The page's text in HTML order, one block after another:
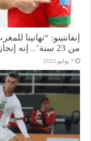
إنفانتينو: “تهانينا
من 23 سنة’.. إنه إنجاز عظيم وجعلتم بلدكم فخورا”
7 يوليو,2023